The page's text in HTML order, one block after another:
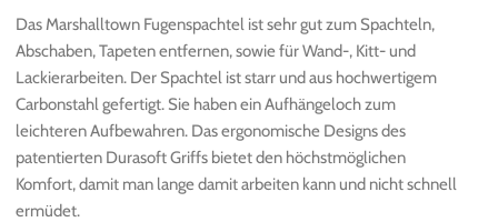
Das Marshalltown Fugenspachtel ist sehr gut zum Spachteln,
Abschaben, Tapeten entfernen, sowie für Wand-, Kitt- und
Lackierarbeiten. Der Spachtel ist starr und aus hochwertigem
Carbonstahl gefertigt. Sie haben ein Aufhängeloch zum
leichteren Aufbewahren. Das ergonomische Designs des
patentierten Durasoft Griffs bietet den höchstmöglichen
Komfort, damit man lange damit arbeiten kann und nicht schnell
ermüdet.